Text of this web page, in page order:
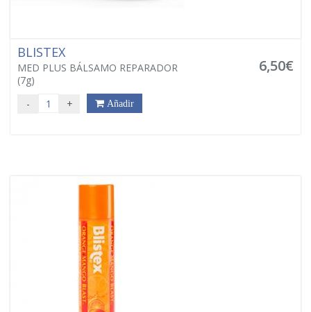
BLISTEX
MED PLUS BÁLSAMO REPARADOR
(7g)
6,50€
- + Añadir